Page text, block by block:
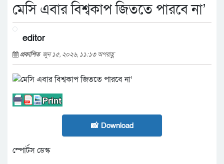
মেসি এবার বিশ্বকাপ জিততে পারবে না’
editor
প্রকাশিত জুন ১৫, ২০২৬, ১১:১৩ অপরাহ্ণ
📸 Download
স্পোর্টস ডেস্ক